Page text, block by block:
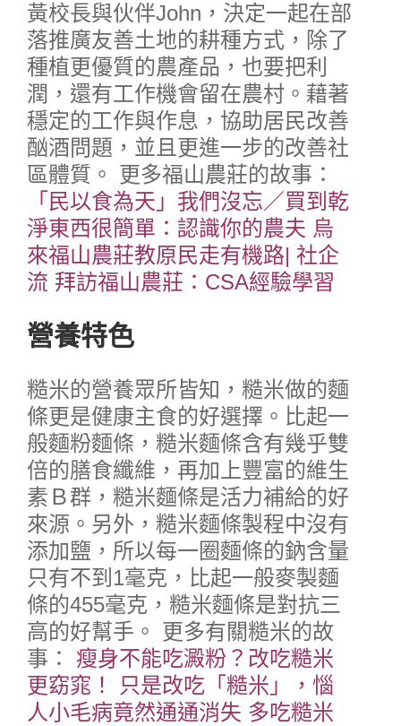
黃校長與伙伴John，決定一起在部
落推廣友善土地的耕種方式，除了
種植更優質的農產品，也要把利
潤，還有工作機會留在農村。藉著
穩定的工作與作息，協助居民改善
酗酒問題，並且更進一步的改善社
區體質。 更多福山農莊的故事：
「民以食為天」我們沒忘／買到乾
淨東西很簡單：認識你的農夫 烏
來福山農莊教原民走有機路| 社企
流 拜訪福山農莊：CSA經驗學習
營養特色
糙米的營養眾所皆知，糙米做的麵
條更是健康主食的好選擇。比起一
般麵粉麵條，糙米麵條含有幾乎雙
倍的膳食纖維，再加上豐富的維生
素Ｂ群，糙米麵條是活力補給的好
來源。另外，糙米麵條製程中沒有
添加鹽，所以每一圈麵條的鈉含量
只有不到1毫克，比起一般麥製麵
條的455毫克，糙米麵條是對抗三
高的好幫手。 更多有關糙米的故
事： 瘦身不能吃澱粉？改吃糙米
更窈窕！
只是改吃「糙米」，惱
人小毛病竟然通通消失 多吃糙米